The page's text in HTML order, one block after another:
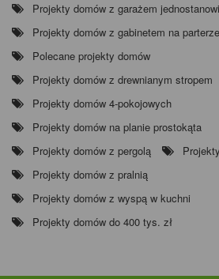
Projekty domów z garażem
Projekty domów z gabinetem na parterze
Polecane projekty domów
Projekty domów z drewnianym stropem
Projekty domów 4-pokojowych
Projekty domów na planie prostokąta
Projekty domów z pergolą
Projekty domów z pralnią
Projekty domów z wyspą w kuchni
Projekty domów do 400 tys. zł